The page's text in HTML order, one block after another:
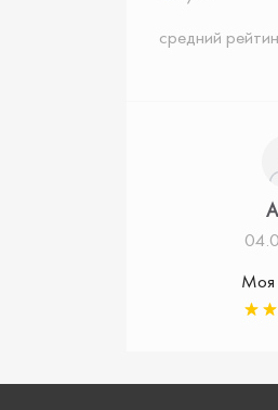
средний
Моя